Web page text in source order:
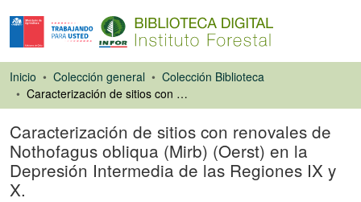
Inicio Colección general
Colección Biblioteca
Caracterización de sitios con renovales de Nothofagus obliqua (Mirb) (Oerst) en la Depresión Intermedia de las Regiones IX y X.
Caracterización de sitios con renovales de
Nothofagus obliqua (Mirb) (Oerst) en la
Depresión Intermedia de las Regiones IX y
X.